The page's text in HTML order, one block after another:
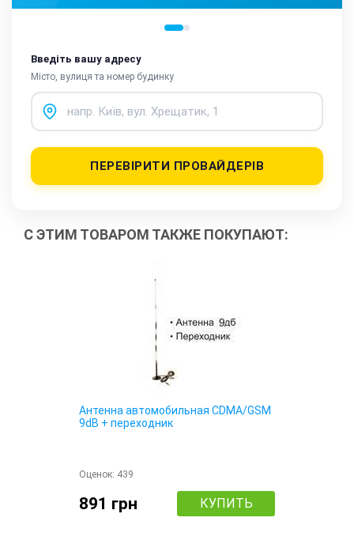
Введіть вашу адресу
Місто, вулиця та номер будинку
ПЕРЕВІРИТИ ПРОВАЙДЕРІВ
С ЭТИМ ТОВАРОМ ТАКЖЕ ПОКУПАЮТ:
Антенна автомобильная CDMA/GSM
9dB + переходник
Оценок: 439
891 грн КУПИТЬ